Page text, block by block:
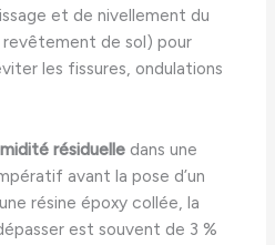
et de nivellement du
revêtement de sol) pour
les fissures, ondulations
résiduelle dans une
avant la pose d’un
résine époxy collée, la
est souvent de 3 %